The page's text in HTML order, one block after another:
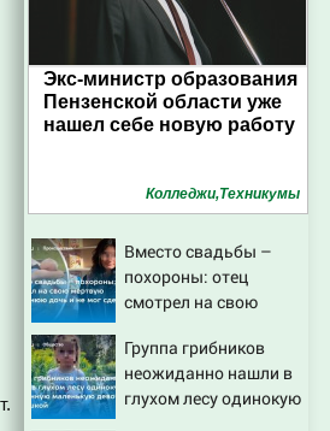
Экс-министр образования
Пензенской области уже
нашел себе новую работу
Колледжи,Техникумы
Вместо свадьбы –
похороны: отец
смотрел на свою
дочь и не мог
сдержать слезы
Группа грибников
неожиданно нашли в
глухом лесу одинокую